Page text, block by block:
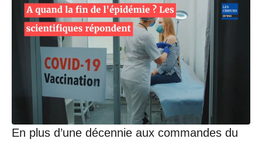
0
2
2
à
2
:
0
En plus d’une décennie aux commandes du